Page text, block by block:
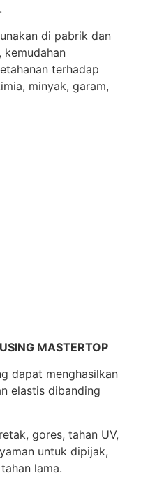
di pabrik dan
kemudahan
terhadap
minyak, garam,
MASTERTOP
dapat menghasilkan
elastis dibanding
gores, tahan UV,
untuk dipijak,
lama.